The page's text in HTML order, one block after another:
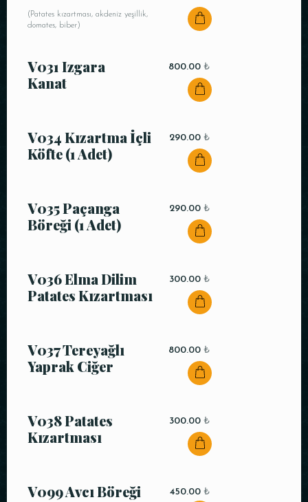
(Patates kızartması, akdeniz yeşillik,
domates, biber)
V031 Izgara
Kanat
800.00 ₺
V034 Kızartma İçli
Köfte (1 Adet)
290.00 ₺
V035 Paçanga
Böreği (1 Adet)
290.00 ₺
V036 Elma Dilim
Patates Kızartması
300.00 ₺
V037 Tereyağlı
Yaprak Ciğer
800.00 ₺
V038 Patates
Kızartması
300.00 ₺
V099 Avcı Böreği 450.00 ₺